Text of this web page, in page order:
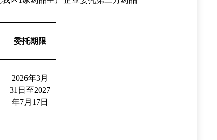
委托期限
2026年3月
31日至2027
年7月17日